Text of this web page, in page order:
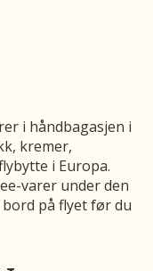
i håndbagasjen i
kremer,
i Europa.
varer under den
på flyet før du